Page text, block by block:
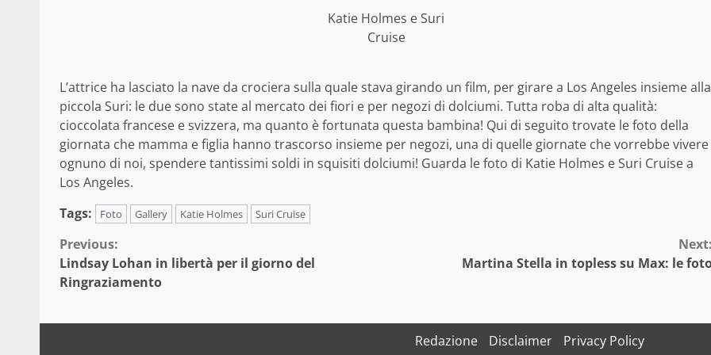
Katie Holmes e Suri
Cruise
L’attrice ha lasciato la nave da crociera sulla quale stava girando un film, per girare a Los Angeles insieme alla
piccola Suri: le due sono state al mercato dei fiori e per negozi di dolciumi. Tutta roba di alta qualità:
cioccolata francese e svizzera, ma quanto è fortunata questa bambina! Qui di seguito trovate le foto della
giornata che mamma e figlia hanno trascorso insieme per negozi, una di quelle giornate che vorrebbe vivere
ognuno di noi, spendere tantissimi soldi in squisiti dolciumi! Guarda le foto di Katie Holmes e Suri Cruise a
Los Angeles.
Tags:
Foto Gallery Katie Holmes Suri Cruise
Continue
Reading
Previous:
Lindsay Lohan in libertà per il giorno del
Ringraziamento
Martina Stella in topless su Max: le
Redazione Disclaimer Privacy Policy